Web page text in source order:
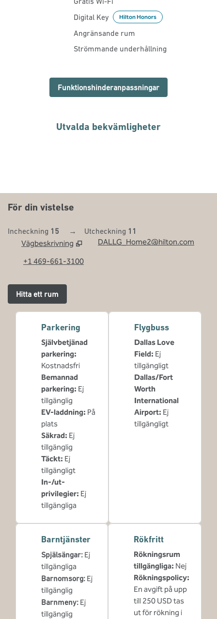
Digital Key
Hilton Honors
Angränsande rum
Strömmande underhållning
Funktionshinderanpassningar
Utvalda bekvämligheter
FITNESSCENTER
För din vistelse
Incheckning 15 → Utcheckning 11
Vägbeskrivning
Öppnar ny flik
DALLG_Home2@hilton.com
+1 469-661-3100
Hitta ett rum
Parkering
Självbetjänad
parkering:
Kostnadsfri
Bemannad
parkering: Ej
tillgänglig
EV-laddning: På
plats
Säkrad: Ej
tillgänglig
Täckt: Ej
tillgängligt
In-/ut-
privilegier: Ej
tillgängliga
Flygbuss
Dallas Love
Field: Ej
tillgängligt
Dallas/Fort
Worth
International
Airport: Ej
tillgängligt
Barntjänster
Spjälsängar: Ej
tillgängliga
Barnomsorg: Ej
tillgänglig
Barnmeny: Ej
tillgänglig
Rökfritt
Rökningsrum
tillgängliga: Nej
Rökningspolicy:
En avgift på upp
till 250 USD tas
ut för rökning i